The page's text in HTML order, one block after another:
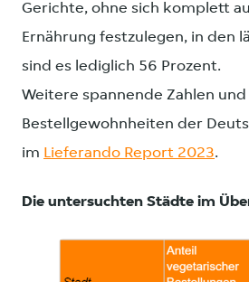
Gerichte, ohne sich komplett
Ernährung festzulegen, in den
sind es lediglich 56 Prozent.
Weitere spannende Zahlen und
Bestellgewohnheiten der
im Lieferando Report 2023.
Die untersuchten Städte im